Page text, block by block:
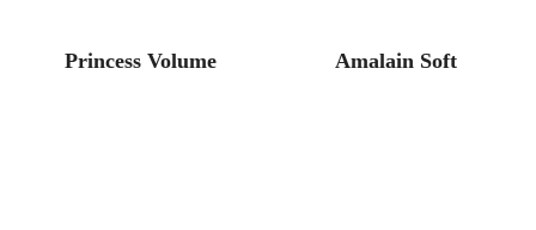
Princess Volume Amalain Soft